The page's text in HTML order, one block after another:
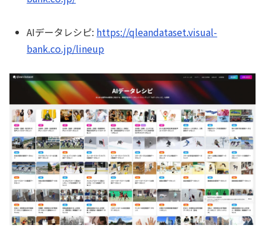
AIデータレシピ: https://qleandataset.visual-
bank.co.jp/lineup